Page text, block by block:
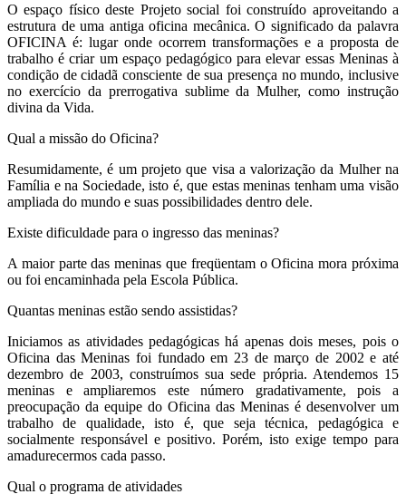
O espaço físico deste Projeto social foi construído aproveitando a
estrutura de uma antiga oficina mecânica. O significado da palavra
OFICINA é: lugar onde ocorrem transformações e a proposta de
trabalho é criar um espaço pedagógico para elevar essas Meninas à
condição de cidadã consciente de sua presença no mundo, inclusive
no exercício da prerrogativa sublime da Mulher, como instrução
divina da Vida.
Qual a missão do Oficina?
Resumidamente, é um projeto que visa a valorização da Mulher na
Família e na Sociedade, isto é, que estas meninas tenham uma visão
ampliada do mundo e suas possibilidades dentro dele.
Existe dificuldade para o ingresso das meninas?
A maior parte das meninas que freqüentam o Oficina mora próxima
ou foi encaminhada pela Escola Pública.
Quantas meninas estão sendo assistidas?
Iniciamos as atividades pedagógicas há apenas dois meses, pois o
Oficina das Meninas foi fundado em 23 de março de 2002 e até
dezembro de 2003, construímos sua sede própria. Atendemos 15
meninas e ampliaremos este número gradativamente, pois a
preocupação da equipe do Oficina das Meninas é desenvolver um
trabalho de qualidade, isto é, que seja técnica, pedagógica e
socialmente responsável e positivo. Porém, isto exige tempo para
amadurecermos cada passo.
Qual o programa de atividades